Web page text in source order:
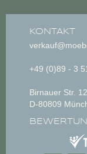
KONTAKT
+49 (0)89 - 3
Birnauer Str. 12
D-80809